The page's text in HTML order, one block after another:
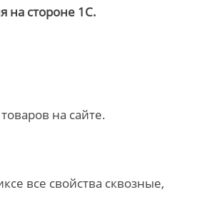
на стороне 1С.
на сайте.
все свойства сквозные,